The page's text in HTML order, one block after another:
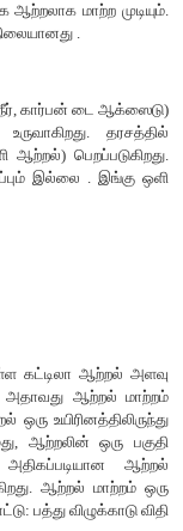
இவை
இரண்டாம்
உயிரினங்கள்
இது
ஒளியிலிருந்து
அவற்றின்
சிறிதளவு